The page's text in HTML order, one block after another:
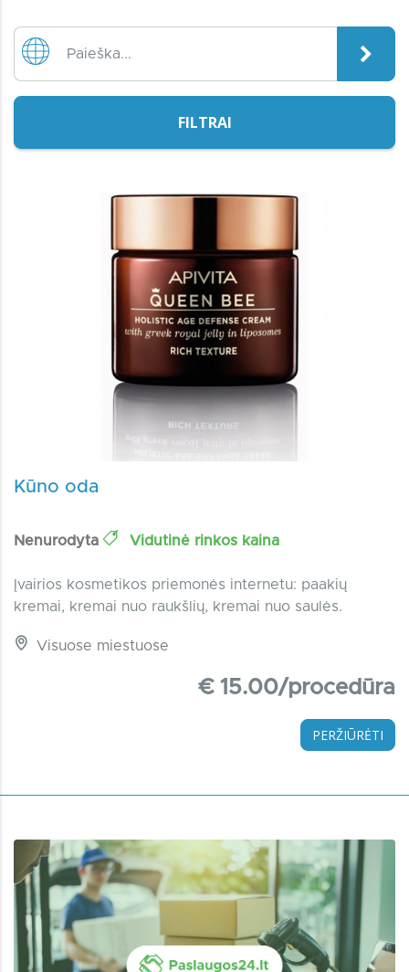
FILTRAI
Kūno oda
Nenurodyta Vidutinė rinkos kaina
Įvairios kosmetikos priemonės internetu: paakių
kremai, kremai nuo raukšlių, kremai nuo saulės.
Visuose miestuose
€ 15.00/procedūra
PERŽIŪRĖTI